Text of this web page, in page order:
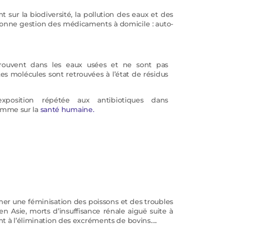
sur la biodiversité, la pollution des eaux et des
gestion des médicaments à domicile : auto-
dans les eaux usées et ne sont pas
molécules sont retrouvées à l’état de résidus
répétée aux antibiotiques dans
sur lasanté humaine.
une féminisation des poissons et des troubles
Asie, morts d’insuffisance rénale aiguë suite à
à l’élimination des excréments de bovins….